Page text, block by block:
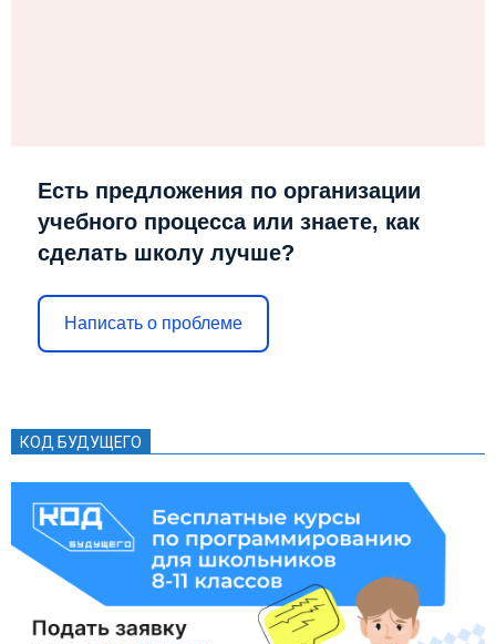
Есть предложения по организации
учебного процесса или знаете, как
сделать школу лучше?
Написать о проблеме
КОД БУДУЩЕГО